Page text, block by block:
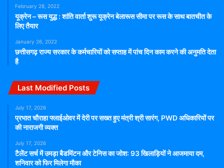
February 28, 2022
यूक्रेन – रूस युद्ध : शांति वार्ता शुरू यूक्रेन बेलारूस सीमा पर रूस के साथ बातचीत के
लिए तैयार
January 26, 2022
छत्तीसगढ़ राज्य सरकार के कर्मचारियों को सप्ताह में पांच दिन काम करने की अनुमति देता
है
Last Modified Posts
July 17, 2026
प्रभात चौराहा फ्लाईओवर में देरी पर सख्त हुए मंत्री श्री सारंग, PWD अधिकारियों पर
की नाराजगी व्यक्त
July 17, 2026
टैलेंट सर्च में उमड़ा बैडमिंटन और टेनिस का जोश: 93 खिलाड़ियों ने आजमाया दम,
शनिवार को फिर मिलेगा मौका